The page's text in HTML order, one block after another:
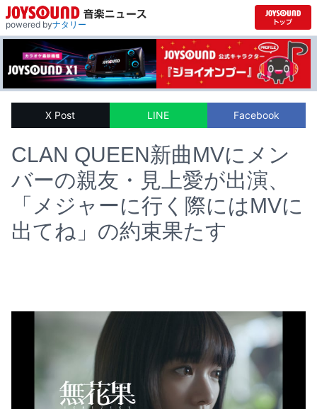
powered byナタリー
X Post LINE Facebook
CLAN QUEEN新曲MVにメン
バーの親友・見上愛が出演、
「メジャーに行く際にはMVに
出てね」の約束果たす